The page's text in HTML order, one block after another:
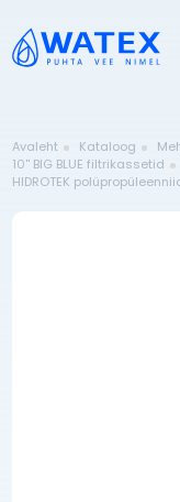
Avaleht Kataloog
10'' BIG BLUE filtrikassetid
HIDROTEK